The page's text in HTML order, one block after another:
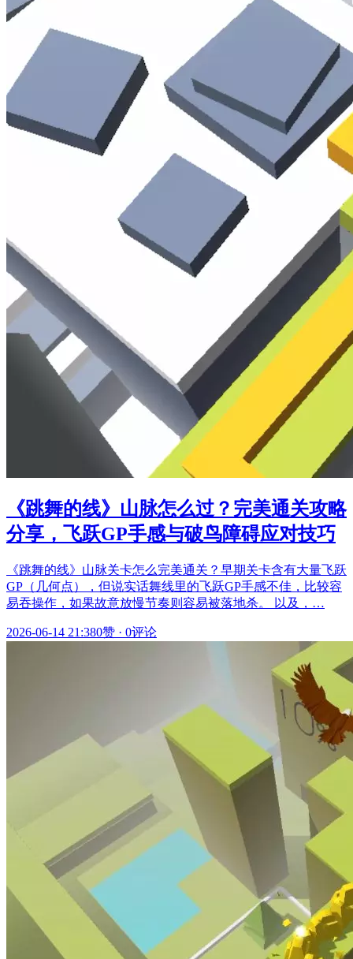
《跳舞的线》山脉怎么过？完美通关攻略
分享，飞跃GP手感与破鸟障碍应对技巧
《跳舞的线》山脉关卡怎么完美通关？早期关卡含有大量飞跃
GP（几何点），但说实话舞线里的飞跃GP手感不佳，比较容
易吞操作，如果故意放慢节奏则容易被落地杀。 以及，…
2026-06-14 21:380赞 · 0评论